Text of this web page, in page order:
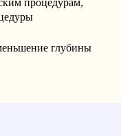
процедурам,
глубины